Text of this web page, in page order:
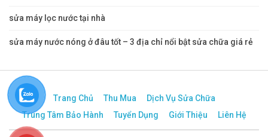
sửa máy lọc nước tại nhà
sửa máy nước nóng ở đâu tốt – 3 địa chỉ nổi bật sửa chữa giá rẻ
Trang Chủ Thu Mua
Dịch Vụ Sửa Chữa
Trung Tâm Bảo Hành
Tuyển Dụng Giới Thiệu Liên Hệ